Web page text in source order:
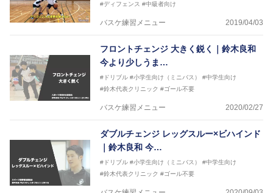
#ディフェンス #中級者向け
バスケ練習メニュー 2019/04/03
フロントチェンジ 大きく鋭く｜鈴木良和
今より少しうま…
#ドリブル #小学生向け（ミニバス）
#中学生向け
#鈴木代表クリニック #ゴール不要
バスケ練習メニュー 2020/02/27
ダブルチェンジ レッグスルー×ビハインド
｜鈴木良和 今…
#ドリブル #小学生向け（ミニバス）
#中学生向け
#鈴木代表クリニック #ゴール不要